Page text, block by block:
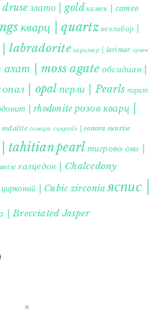
druse злато | gold камея | cameo
кварц | quartzкехлибар |
| labradorite ларимар | larimar лунен
ахат | moss agate обсидиан |
опал | opal перли | Pearls пирит |
| rhodonite розов кварц |
sodalite сонора сънрайз | sonora sunrise
| tahitian pearl тигрово око |
халцедон | Chalcedony
цирконий | Cubic zirconia яспис |
| Brecciated Jasper